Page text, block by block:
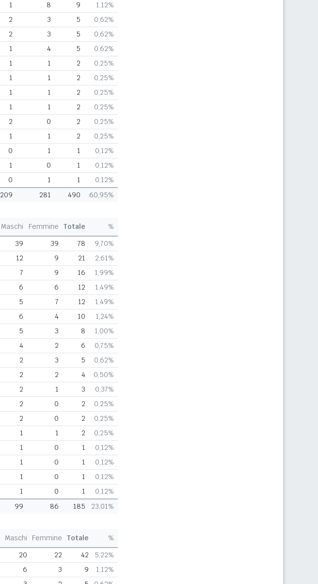
1 8 9
1,12%
2 3 5
0,62%
2 3 5
0,62%
1 4 5
0,62%
1 1 2
0,25%
1 1 2
0,25%
1 1 2
0,25%
1 1 2
0,25%
2 0 2
0,25%
1 1 2
0,25%
0 1 1
0,12%
1 0 1
0,12%
0 1 1
0,12%
209 281 490 60,95%
Maschi Femmine Totale
%
39 39 78
9,70%
12 9 21
2,61%
7 9 16
1,99%
6 6 12
1,49%
5 7 12
1,49%
6 4 10
1,24%
5 3 8
1,00%
4 2 6
0,75%
2 3 5
0,62%
2 2 4
0,50%
2 1 3
0,37%
2 0 2
0,25%
2 0 2
0,25%
1 1 2
0,25%
1 0 1
0,12%
1 0 1
0,12%
1 0 1
0,12%
1 0 1
0,12%
99 86 185 23,01%
Maschi Femmine Totale
%
20 22 42
5,22%
6 3 9
1,12%